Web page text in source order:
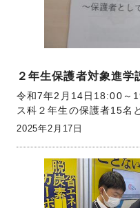
２年生保護者対象進学
令和7年2月14日18:00～
ス科２年生の保護者15名
2025年2月17日